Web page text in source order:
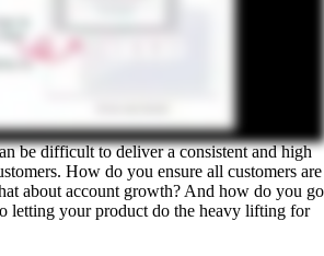
be difficult to deliver a consistent and high
How do you ensure all customers are
about account growth? And how do you go
letting your product do the heavy lifting for